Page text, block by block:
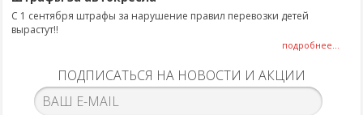
С 1 сентября штрафы за нарушение правил перевозки детей
вырастут!!
подробнее...
ПОДПИСАТЬСЯ НА НОВОСТИ И АКЦИИ